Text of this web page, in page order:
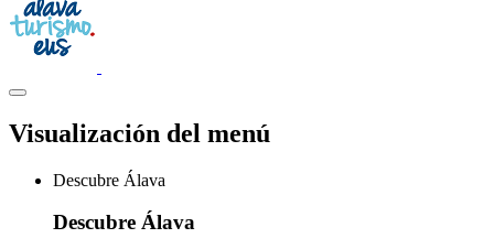
Visualización del menú
Descubre Álava
Descubre Álava